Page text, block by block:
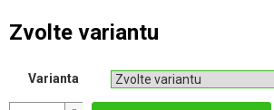
Zvolte variantu
Varianta